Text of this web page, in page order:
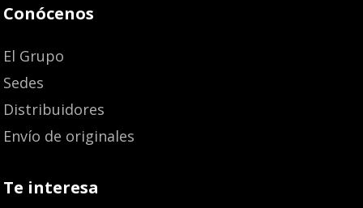
Conócenos
El Grupo
Sedes
Distribuidores
Envío de originales
Te interesa